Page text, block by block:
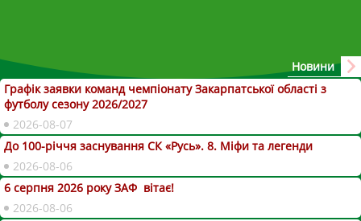
Новини
Графік заявки команд чемпіонату Закарпатської області з
футболу сезону 2026/2027
2026-08-07
До 100-річчя заснування СК «Русь». 8. Міфи та легенди
2026-08-06
6 серпня 2026 року ЗАФ вітає!
2026-08-06